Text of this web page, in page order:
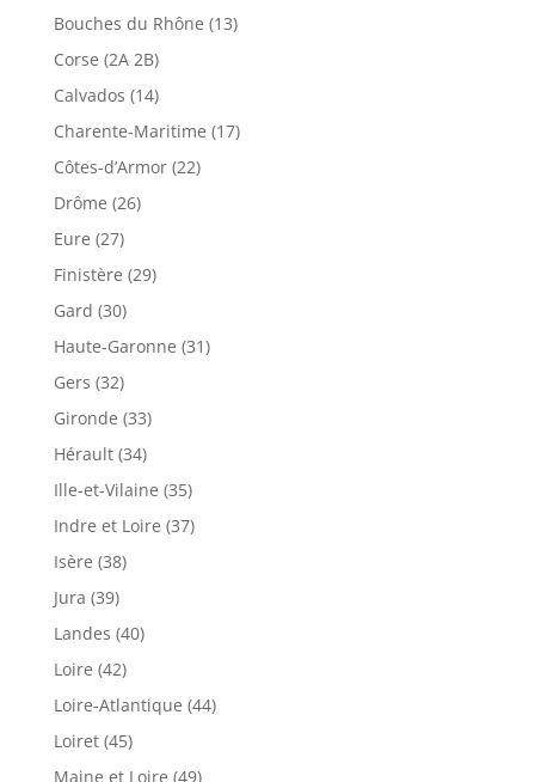
Bouches du Rhône (13)
Corse (2A 2B)
Calvados (14)
Charente-Maritime (17)
Côtes-d’Armor (22)
Drôme (26)
Eure (27)
Finistère (29)
Gard (30)
Haute-Garonne (31)
Gers (32)
Gironde (33)
Hérault (34)
Ille-et-Vilaine (35)
Indre et Loire (37)
Isère (38)
Jura (39)
Landes (40)
Loire (42)
Loire-Atlantique (44)
Loiret (45)
Maine et Loire (49)